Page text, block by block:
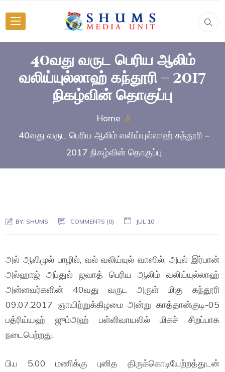
40வது வருட பெரிய ஆலிம்
வலிய்யுல்லாஹ் கந்தூரி – 2017
நிகழ்வின் தொகுப்பு
Home
40வது வருட பெரிய ஆலிம் வலிய்யுல்லாஹ் கந்தூரி –
2017 நிகழ்வின் தொகுப்பு
BY: SHUMS COMMENTS (0) JUL 10
அல் ஆலிமுல் பாழில், வல் வலிய்யுல் வாஸில், அபுல் இர்பான்
அல்ஹாஜ் அப்துல் ஜவாத் பெரிய ஆலிம் வலிய்யுல்லாஹ்
அன்னவர்களின் 40வது வருட அருள் மிகு கந்தூரி
09.07.2017 ஞாயிற்றுக்கிழமை அன்று காத்தான்குடி-05
பத்ரிய்யஹ் ஜும்அஹ் பள்ளிவாயலில் மிகச் சிறப்பாக
நடைபெற்றது.
பி.ப 5.00 மணிக்கு புனித திருக்கொடியேற்றத்துடன்